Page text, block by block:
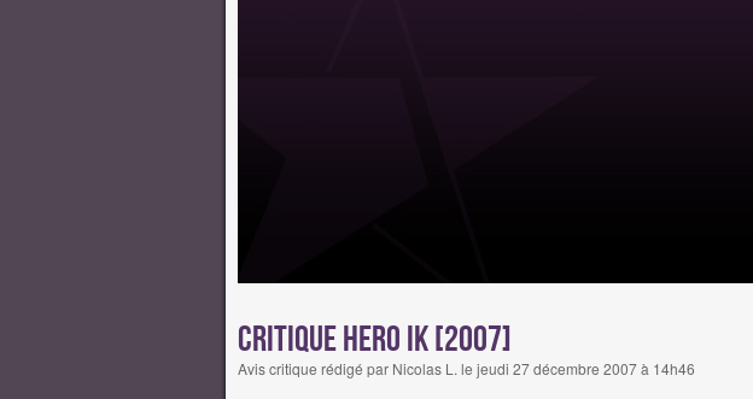
Critique Hero IK [2007]
Avis critique rédigé par Nicolas L. le jeudi 27 décembre 2007 à 14h46